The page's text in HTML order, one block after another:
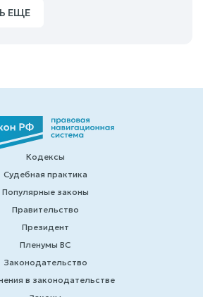
ЕЩЕ
Кодексы
Судебная практика
Популярные законы
Правительство
Президент
Пленумы ВС
Законодательство
в законодательстве